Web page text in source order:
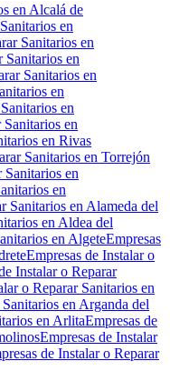
en Alcalá de
en
Sanitarios en
Sanitarios en
Sanitarios en
en
en
Sanitarios en
en Rivas
Sanitarios en Torrejón
Sanitarios en
en
Sanitarios en Alameda del
en Aldea del
en AlgeteEmpresas
Empresas de Instalar o
Instalar o Reparar
o Reparar Sanitarios en
en Arganda del
en ArlitaEmpresas de
Empresas de Instalar
de Instalar o Reparar